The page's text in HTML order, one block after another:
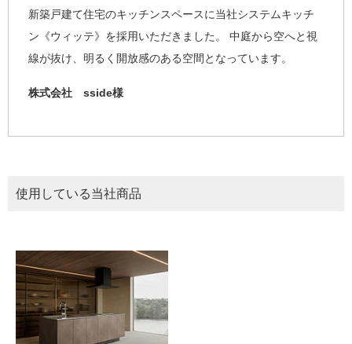
新築戸建て住宅のキッチンスペースに当社システムキッチ
ン《ウィッテ》を採用いただきました。 中庭から空へと視
線が抜け、明るく開放感のある空間となっています。
株式会社 sside様
使用している当社商品